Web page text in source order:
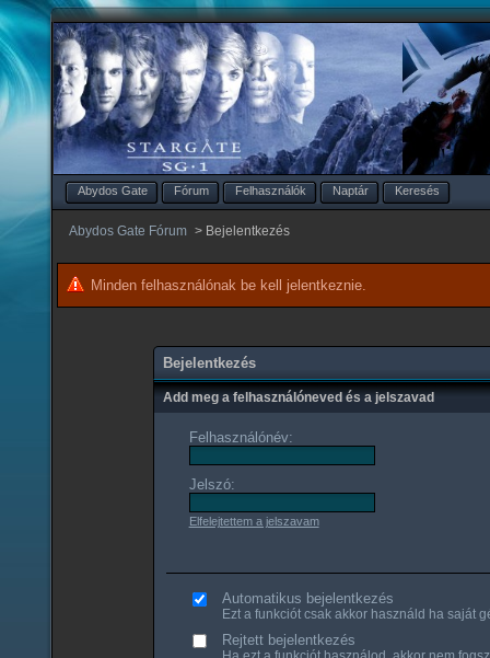
Abydos Gate Fórum Felhasználók Naptár Keresés
Abydos Gate Fórum > Bejelentkezés
Minden felhasználónak be kell jelentkeznie.
Bejelentkezés
Add meg a felhasználóneved és a jelszavad
Felhasználónév:
Jelszó:
Elfelejtettem a jelszavam
Automatikus bejelentkezés
Ezt a funkciót csak akkor használd ha saját
Rejtett bejelentkezés